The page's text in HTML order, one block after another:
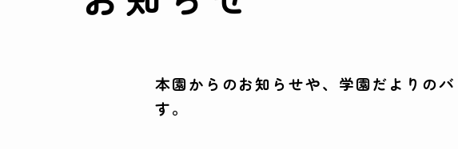
本園からのお知らせや、学園だよりの
す。